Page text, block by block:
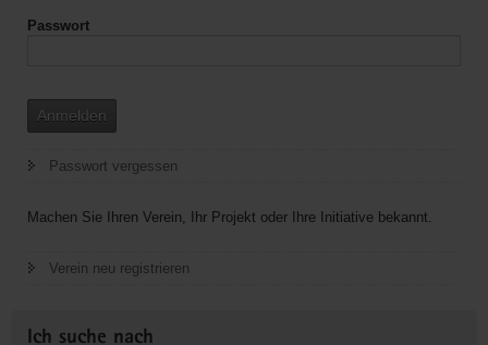
Passwort
Anmelden
Passwort vergessen
Machen Sie Ihren Verein, Ihr Projekt oder Ihre Initiative bekannt.
Verein neu registrieren
Ich suche nach